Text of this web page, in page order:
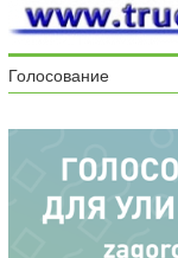
Голосование